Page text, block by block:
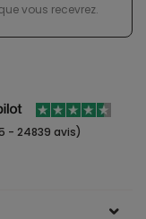
vous recevrez.
- 24839 avis)